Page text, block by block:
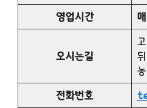
영업시간
오시는길
전화번호